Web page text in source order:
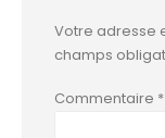
Votre adresse
champs
Commentaire *